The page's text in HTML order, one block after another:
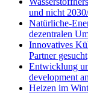
und nicht
Natürliche-
dezentralen
Innovatives
Partner
Entwicklung
development
Heizen im